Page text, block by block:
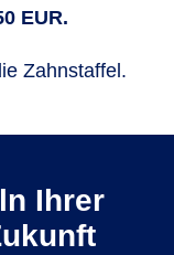
EUR.
Zahnstaffel.
Ihrer